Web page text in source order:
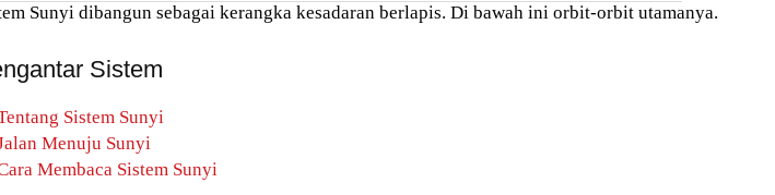
Sunyi dibangun sebagai kerangka kesadaran berlapis. Di bawah ini orbit-orbit utamanya.
Sistem
Sistem Sunyi
Menuju Sunyi
Membaca Sistem Sunyi